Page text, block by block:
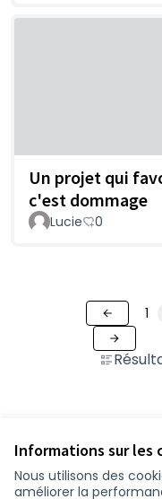
Informations sur les
Nous utilisons des
améliorer la
Un projet qui
c'est dommage
Lucie 0
1